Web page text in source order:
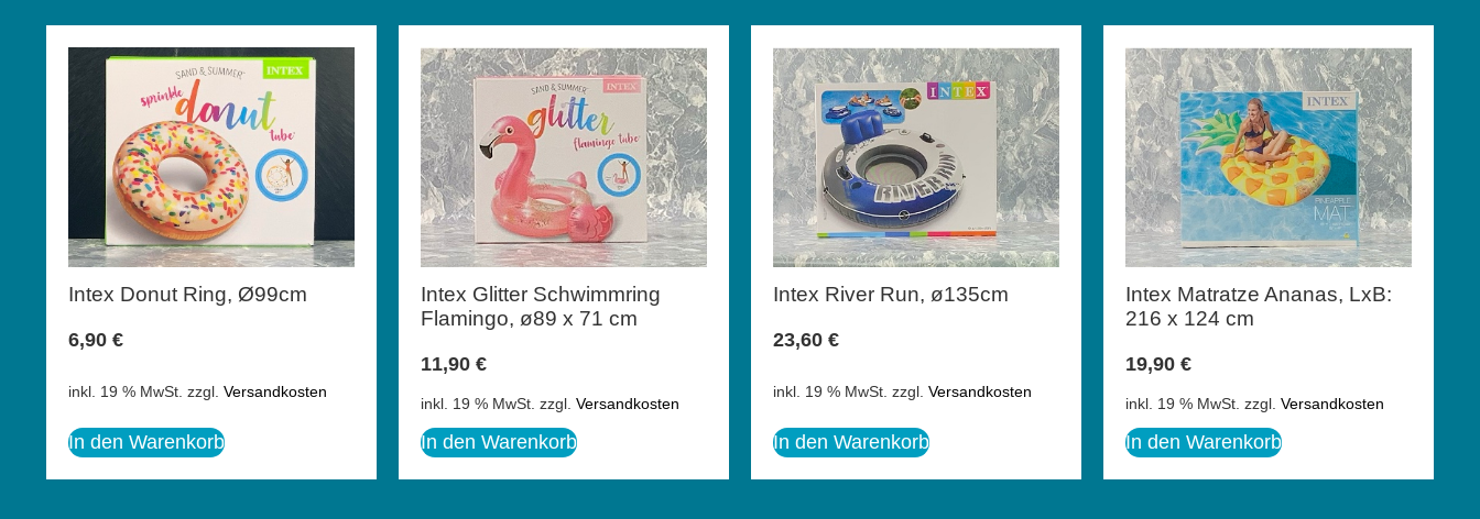
Intex Donut Ring, Ø99cm
6,90 €
inkl. 19 % MwSt. zzgl. Versandkosten
In den Warenkorb
Intex Glitter Schwimmring
Flamingo, ø89 x 71 cm
11,90 €
inkl. 19 % MwSt. zzgl. Versandkosten
In den Warenkorb
Intex River Run, ø135cm
23,60 €
inkl. 19 % MwSt. zzgl. Versandkosten
In den Warenkorb
Intex Matratze Ananas, LxB:
216 x 124 cm
19,90 €
inkl. 19 % MwSt. zzgl. Versandkosten
In den Warenkorb